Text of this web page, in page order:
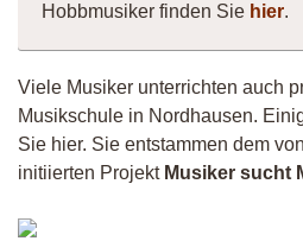
Hobbmusiker finden Sie hier.
Viele Musiker unterrichten auch
Musikschule in Nordhausen.
Sie hier. Sie entstammen dem
initiierten Projekt Musiker sucht